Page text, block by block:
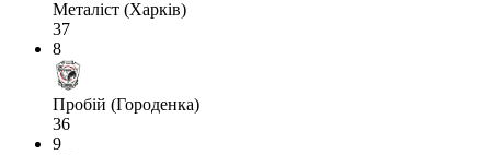
Металіст (Харків)
37
8
Пробій (Городенка)
36
9